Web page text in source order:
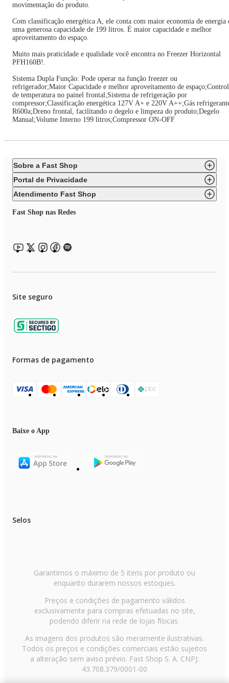
movimentação do produto.
Com classificação energética A, ele conta com maior economia de energia
uma generosa capacidade de 199 litros. É maior capacidade e melhor
aproveitamento do espaço.
Muito mais praticidade e qualidade você encontra no Freezer Horizontal
PFH160B!.
Sistema Dupla Função: Pode operar na função freezer ou
refrigerador;Maior Capacidade e melhor aproveitamento de
de temperatura no painel frontal;Sistema de refrigeração por
compressor;Classificação energética 127V A+ e 220V A++;Gás
R600a;Dreno frontal, facilitando o degelo e limpeza do produto;Degelo
Manual;Volume Interno 199 litros;Compressor ON-OFF
Sobre a Fast Shop
Portal de Privacidade
Atendimento Fast Shop
Fast Shop nas Redes
Site seguro
Formas de pagamento
Baixe o App
Selos
Garantimos o máximo de 5 itens por produto ou
enquanto durarem nossos estoques.
Preços e condições de pagamento válidos
exclusivamente para compras efetuadas no site,
podendo diferir na rede de lojas físicas.
As imagens dos produtos são meramente ilustrativas.
Todos os preços e condições comerciais estão sujeitos
a alteração sem aviso prévio. Fast Shop S. A. CNPJ:
43.708.379/0001-00